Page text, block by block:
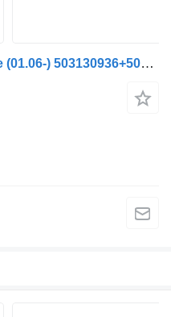
Etrier frana Meritor intersecție (01.06-) 503130936+5001858713 pentru autobuz Irisbus Arway, Crossway, Crealis, Magelys, Proway, Daily Tourys (2006-)